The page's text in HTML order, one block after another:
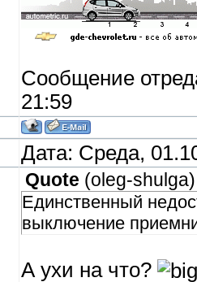
Сообщение
21:59
Дата: Среда,
Quote (oleg-shulga)
Единственный
выключение
А ухи на что?